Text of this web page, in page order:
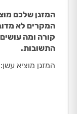
המזגן שלכם
המקרים לא
קורה ומה
התשובות.
המזגן מוציא